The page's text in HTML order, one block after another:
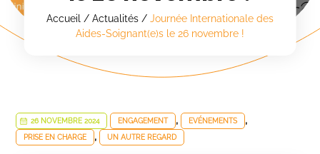
Accueil / Actualités/ Journée Internationale des
Aides-Soignant(e)s le 26 novembre !
26 NOVEMBRE 2024 ENGAGEMENT , EVÉNEMENTS ,
PRISE EN CHARGE , UN AUTRE REGARD